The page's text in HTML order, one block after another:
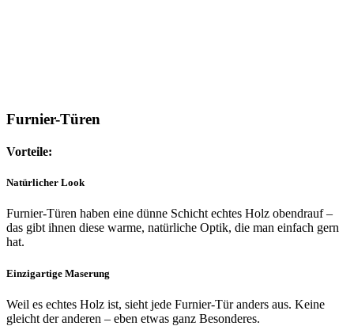
Furnier-Türen
Vorteile:
Natürlicher Look
Furnier-Türen haben eine dünne Schicht echtes Holz obendrauf –
das gibt ihnen diese warme, natürliche Optik, die man einfach gern
hat.
Einzigartige Maserung
Weil es echtes Holz ist, sieht jede Furnier-Tür anders aus. Keine
gleicht der anderen – eben etwas ganz Besonderes.